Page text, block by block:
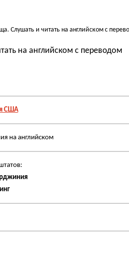
Слушать и читать на английском с
на английском с переводом
США
на английском